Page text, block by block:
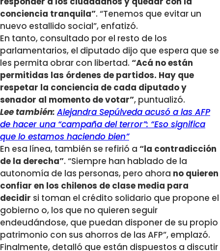
conciencia tranquila”. “Tenemos que evitar un
nuevo estallido social”, enfatizó.
En tanto, consultado por el resto de los
parlamentarios, el diputado dijo que espera que se
les permita obrar con libertad. “Acá no están
permitidas las órdenes de partidos. Hay que
respetar la conciencia de cada diputado y
senador al momento de votar”, puntualizó.
Lee también: Alejandra Sepúlveda acusó a las AFP
de hacer una “campaña del terror”: “Eso significa
que lo estamos haciendo bien”
En esa línea, también se refirió a “la contradicción
de la derecha”. “Siempre han hablado de la
autonomía de las personas, pero ahora no quieren
confiar en los chilenos de clase media para
decidir si toman el crédito solidario que propone el
gobierno o, los que no quieren seguir
endeudándose, que puedan disponer de su propio
patrimonio con sus ahorros de las AFP”, emplazó.
Finalmente, detalló que están dispuestos a discutir